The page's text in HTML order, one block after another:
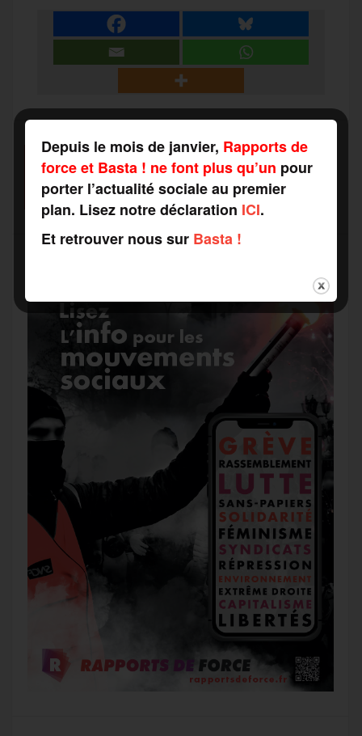
o
o
k
e
r
s
g
e
r
a
a
g
e
SOUTENEZ-NOUS
FAITES UN DON
Depuis le mois de janvier, Rapports de
force et Basta ! ne font plus qu’un pour
porter l’actualité sociale au premier
plan. Lisez notre déclaration ICI.
Et retrouver nous sur Basta !